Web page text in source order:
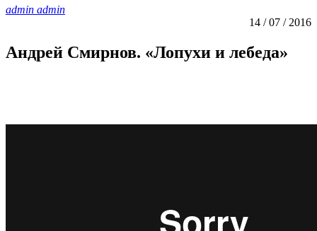
admin admin
14 / 07 / 2016
Андрей Смирнов. «Лопухи и лебеда»